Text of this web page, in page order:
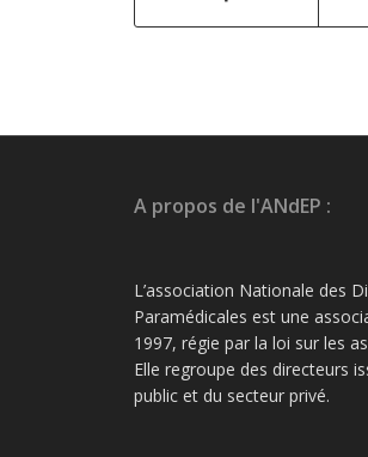
A propos de l'ANdEP :
L’association Nationale des
Paramédicales est une
1997, régie par la loi sur les
Elle regroupe des directeurs
public et du secteur privé.